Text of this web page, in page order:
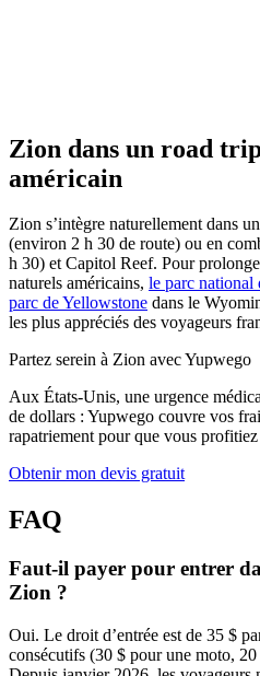
Zion dans un road
américain
Zion s’intègre naturellement dans
(environ 2 h 30 de route) ou en
h 30) et Capitol Reef. Pour
naturels américains, le parc national
parc de Yellowstone dans le
les plus appréciés des voyageurs
Partez serein à Zion avec Yupwego
Aux États-Unis, une urgence
de dollars : Yupwego couvre vos
rapatriement pour que vous
Obtenir mon devis gratuit
FAQ
Faut-il payer pour entrer
Zion ?
Oui. Le droit d’entrée est de 35 $
consécutifs (30 $ pour une moto,